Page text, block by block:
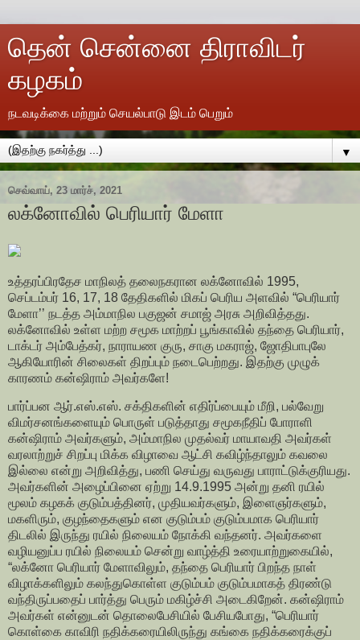
தென் சென்னை திராவிடர்
கழகம்
நடவடிக்கை மற்றும் செயல்பாடு இடம் பெறும்
▼
செவ்வாய், 23 மார்ச், 2021
லக்னோவில் பெரியார் மேளா
உத்தரப்பிரதேச மாநிலத் தலைநகரான லக்னோவில் 1995,
செப்டம்பர் 16, 17, 18 தேதிகளில் மிகப் பெரிய அளவில் “பெரியார்
மேளா’’ நடத்த அம்மாநில பகுஜன் சமாஜ் அரசு அறிவித்தது.
லக்னோவில் உள்ள மற்ற சமூக மாற்றப் பூங்காவில் தந்தை பெரியார்,
டாக்டர் அம்பேத்கர், நாராயண குரு, சாகு மகராஜ், ஜோதிபாபுலே
ஆகியோரின் சிலைகள் திறப்பும் நடைபெற்றது. இதற்கு முழுக்
காரணம் கன்ஷிராம் அவர்களே!
பார்ப்பன ஆர்.எஸ்.எஸ். சக்திகளின் எதிர்ப்பையும் மீறி, பல்வேறு
விமர்சனங்களையும் பொருள் படுத்தாது சமூகநீதிப் போராளி
கன்ஷிராம் அவர்களும், அம்மாநில முதல்வர் மாயாவதி அவர்கள்
வரலாற்றுச் சிறப்பு மிக்க விழாவை ஆட்சி கவிழ்ந்தாலும் கவலை
இல்லை என்று அறிவித்து, பணி செய்து வருவது பாராட்டுக்குரியது.
அவர்களின் அழைப்பினை ஏற்று 14.9.1995 அன்று தனி ரயில்
மூலம் கழகக் குடும்பத்தினர், முதியவர்களும், இளைஞர்களும்,
மகளிரும், குழந்தைகளும் என குடும்பம் குடும்பமாக பெரியார்
திடலில் இருந்து ரயில் நிலையம் நோக்கி வந்தனர். அவர்களை
வழியனுப்ப ரயில் நிலையம் சென்று வாழ்த்தி உரையாற்றுகையில்,
“லக்னோ பெரியார் மேளாவிலும், தந்தை பெரியார் பிறந்த நாள்
விழாக்களிலும் கலந்துகொள்ள குடும்பம் குடும்பமாகத் திரண்டு
வந்திருப்பதைப் பார்த்து பெரும் மகிழ்ச்சி அடைகிறேன். கன்ஷிராம்
அவர்கள் என்னுடன் தொலைபேசியில் பேசியபோது, “பெரியார்
கொள்கை காவிரி நதிக்கரையிலிருந்து கங்கை நதிக்கரைக்குப்